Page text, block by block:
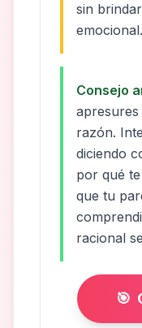
sin
emocional.
Consejo
apresures
razón.
diciendo
por qué
que tu
racional
🎯